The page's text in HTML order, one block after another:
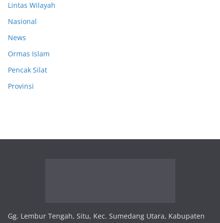
Lintas Wilayah
Nasional
News
Ormas Islam
Pencak Silat
Provinsi
Gg. Lembur Tengah, Situ, Kec. Sumedang Utara, Kabupaten